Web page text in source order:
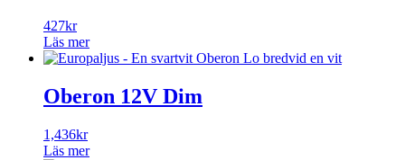
427kr
Läs mer
Oberon 12V Dim
1,436kr
Läs mer